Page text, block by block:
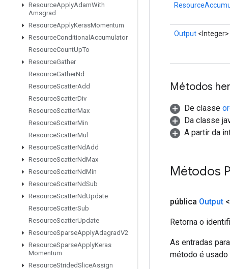
ResourceApplyAdamWith
Amsgrad
ResourceApplyKerasMomentum
ResourceConditional Accumulator
ResourceCountUpTo
ResourceGather
ResourceGatherNd
ResourceScatterAdd
ResourceScatterDiv
ResourceScatterMax
ResourceScatterMin
ResourceScatterMul
ResourceScatterNdAdd
ResourceScatterNdMax
ResourceScatterNdMin
ResourceScatterNdSub
ResourceScatterNdUpdate
ResourceScatterSub
ResourceScatterUpdate
ResourceSparseApplyAdagradV2
ResourceSparseApplyKeras
Momentum
ResourceStridedSliceAssign
Output <Integer>
Métodos
De classe
Da classe
A partir da
Métodos
pública Output
Retorna o
As entradas
método é